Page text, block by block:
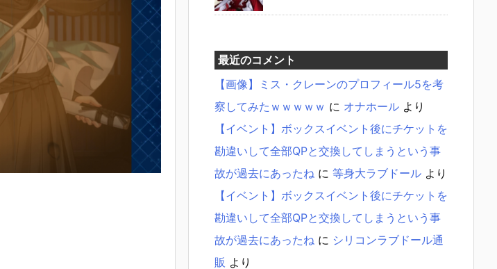
最近のコメント
【画像】ミス・クレーンのプロフィール5を考
察してみたｗｗｗｗｗ に オナホール より
【イベント】ボックスイベント後にチケットを
勘違いして全部QPと交換してしまうという事
故が過去にあったね に 等身大ラブドール より
【イベント】ボックスイベント後にチケットを
勘違いして全部QPと交換してしまうという事
故が過去にあったね に シリコンラブドール通
販 より